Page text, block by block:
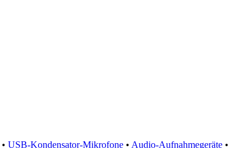
• USB-Kondensator-Mikrofone • Audio-Aufnahmegeräte •